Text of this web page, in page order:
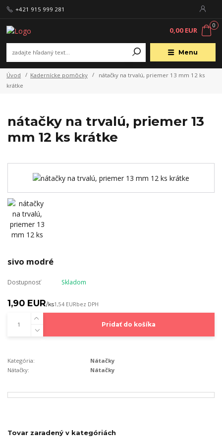
Menu
+421 915 999 281
0
0,00 EUR
Úvod Kadernícke pomôcky
nátačky na trvalú, priemer 13 mm 12 ks
krátke
nátačky na trvalú, priemer 13
mm 12 ks krátke
sivo modré
Dostupnosť Skladom
1,90 EUR/ks1,54 EURbez DPH
Pridať do košíka
Kategória:
Nátačky
Nátačky:
Nátačky
Tovar zaradený v kategóriách